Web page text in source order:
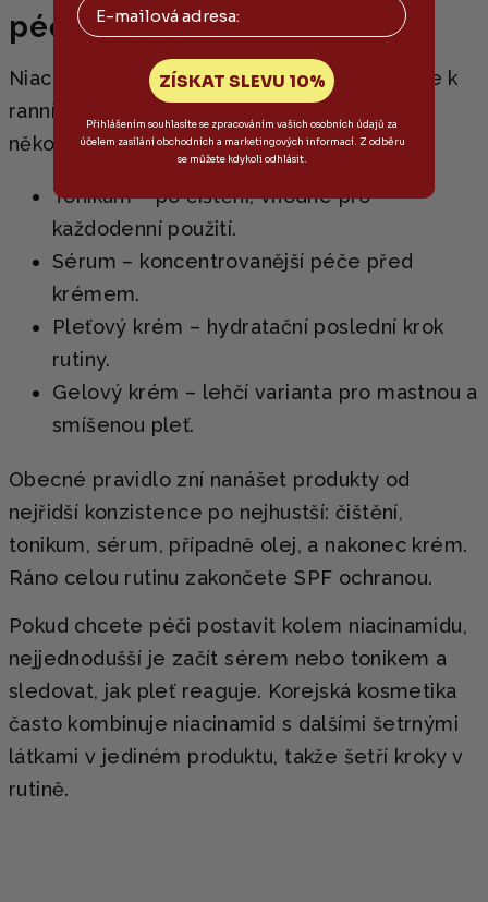
péče o pleť
Niacinamid se nanáší na čistou pleť a hodí se k
ranní i večerní rutině. Zařadit ho můžete v
několika formách:
Tonikum – po čištění, vhodné pro
každodenní použití.
Sérum – koncentrovanější péče před
krémem.
Pleťový krém – hydratační poslední krok
rutiny.
Gelový krém – lehčí varianta pro mastnou a
smíšenou pleť.
Obecné pravidlo zní nanášet produkty od
nejřidší konzistence po nejhustší: čištění,
tonikum, sérum, případně olej, a nakonec krém.
Ráno celou rutinu zakončete SPF ochranou.
Pokud chcete péči postavit kolem niacinamidu,
nejjednodušší je začít sérem nebo tonikem a
sledovat, jak pleť reaguje. Korejská kosmetika
často kombinuje niacinamid s dalšími šetrnými
látkami v jediném produktu, takže šetří kroky v
rutině.
ZÍSKAT SLEVU 10%
Přihlášením souhlasíte se zpracováním vašich osobních údajů za
účelem zasílání obchodních a marketingových informací. Z odběru
se můžete kdykoli odhlásit.